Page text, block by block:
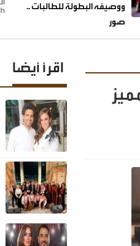
ووصيفه البطولة للطالبات ..
صور
اقرأ أيضا